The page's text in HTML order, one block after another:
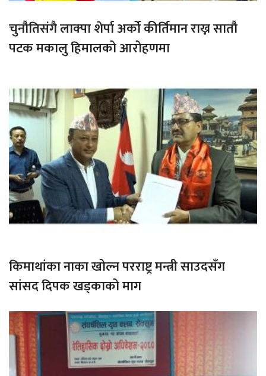
चुनौतिसंगै लाक्पा शेर्पा अर्को कीर्तिमान राख्न सातौ
पटक मकालु हिमालको आरोहणमा
किमाथांका नाका खोल्न परराष्ट्र मन्त्री साउदसँग
सांसद दिपक खड्काको माग